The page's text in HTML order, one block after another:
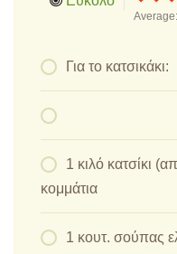
Average:
Για το κατσικάκι:
1 κιλό κατσίκι
κομμάτια
1 κουτ. σούπας